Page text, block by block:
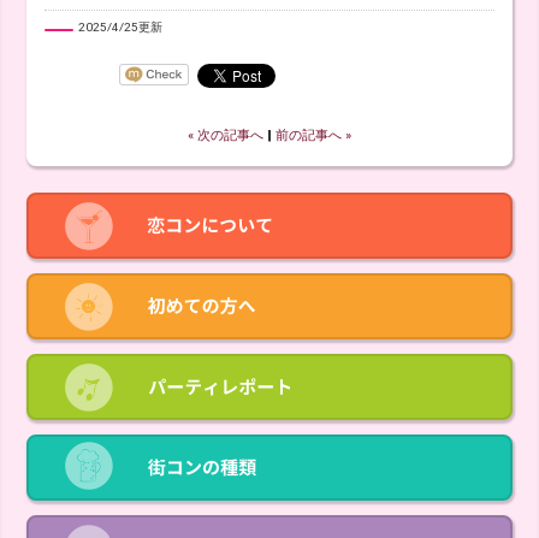
2025/4/25更新
« 次の記事へ 前の記事へ »